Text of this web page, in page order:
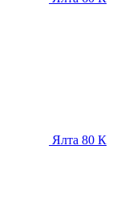
Ялта 80 К